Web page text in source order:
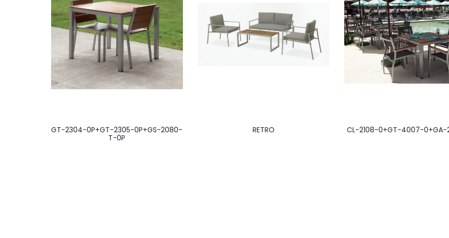
GT-2304-0P+GT-2305-0P+GS-2080-
T-0P
RETRO CL-2108-0+GT-4007-